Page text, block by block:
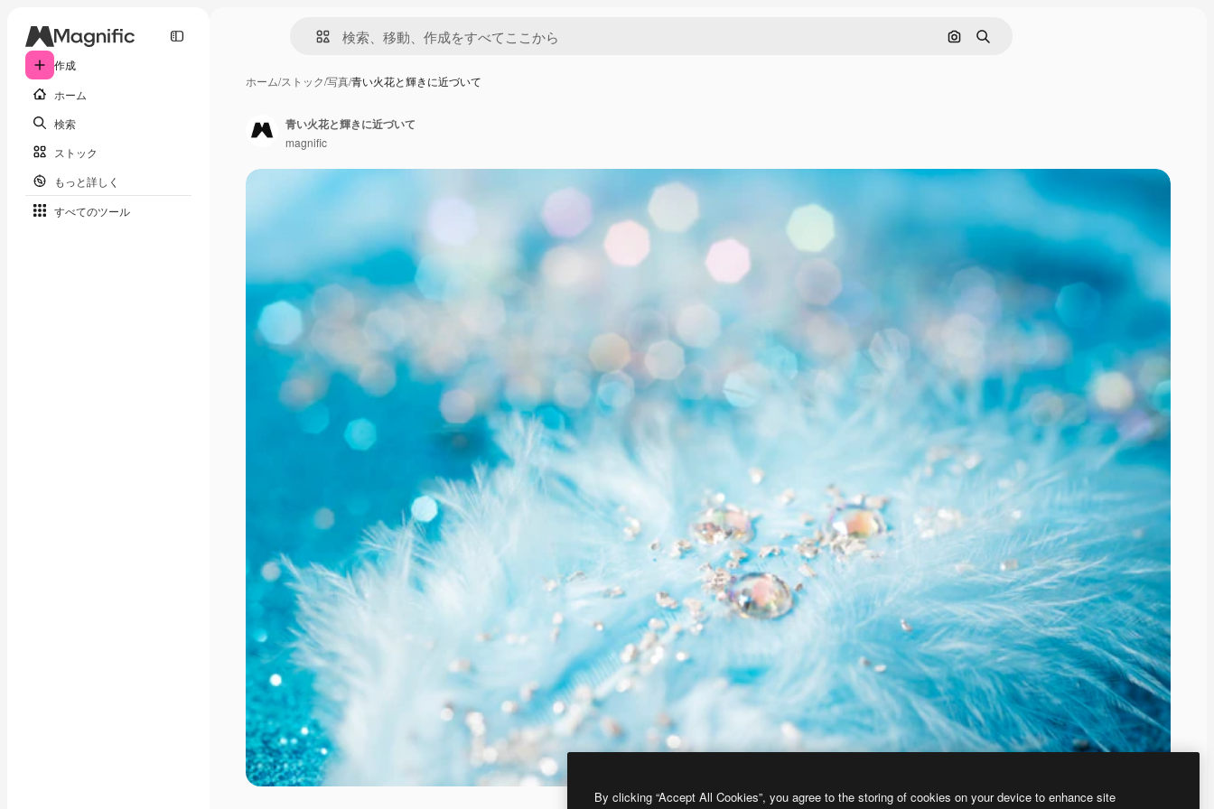
作成
ホーム
検索
ストック
もっと詳しく
すべてのツール
画像で検索
検索
ホーム/ストック/写真/青い火花と輝きに近づいて
青い火花と輝きに近づいて
magnific
By clicking “Accept All Cookies”, you agree to the storing of cookies on your device to enhance site